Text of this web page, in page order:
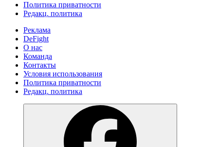
Политика приватности
Редакц. политика
Реклама
DeFight
О нас
Команда
Контакты
Условия использования
Политика приватности
Редакц. политика